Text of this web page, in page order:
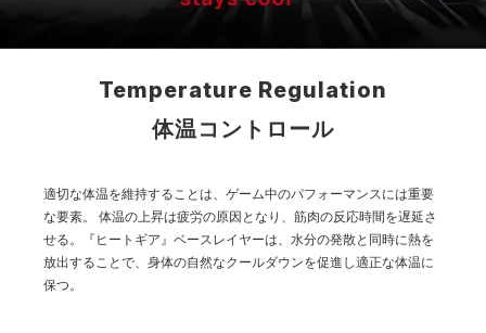
Temperature Regulation
体温コントロール
適切な体温を維持することは、ゲーム中のパフォーマンスには重要
な要素。
体温の上昇は疲労の原因となり、筋肉の反応時間を遅延さ
せる。『ヒートギア』ベースレイヤーは、水分の発散と同時に熱を
放出することで、身体の自然なクールダウンを促進し適正な体温に
保つ。